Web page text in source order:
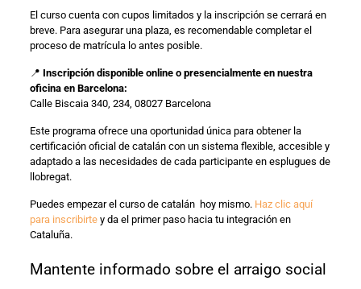
El curso cuenta con cupos limitados y la inscripción se cerrará en
breve. Para asegurar una plaza, es recomendable completar el
proceso de matrícula lo antes posible.
📍 Inscripción disponible online o presencialmente en nuestra
oficina en Barcelona:
Calle Biscaia 340, 234, 08027 Barcelona
Este programa ofrece una oportunidad única para obtener la
certificación oficial de catalán con un sistema flexible, accesible y
adaptado a las necesidades de cada participante en esplugues de
llobregat.
Puedes empezar el curso de catalán hoy mismo. Haz clic aquí
para inscribirtey da el primer paso hacia tu integración en
Cataluña.
Mantente informado sobre el arraigo social